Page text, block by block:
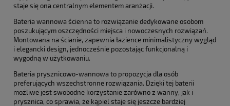
staje się ona centralnym elementem aranżacji.
Bateria wannowa ścienna to rozwiązanie dedykowane osobom
poszukującym oszczędności miejsca i nowoczesnych rozwiązań.
Montowana na ścianie, zapewnia łazience minimalistyczny wygląd
i elegancki design, jednocześnie pozostając funkcjonalną i
wygodną w użytkowaniu.
Bateria prysznicowo-wannowa to propozycja dla osób
preferujących wszechstronne rozwiązania. Dzięki tej baterii
możliwe jest swobodne korzystanie zarówno z wanny, jak i
prysznica, co sprawia, że kąpiel staje się jeszcze bardziej